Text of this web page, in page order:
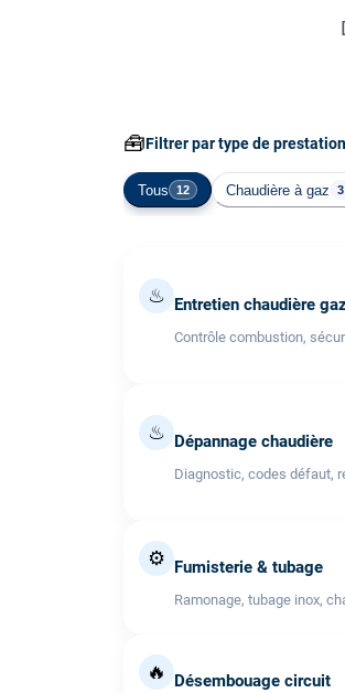
🧰Filtrer par type de prestation
Tous 12 Chaudière à gaz 3
♨ Entretien chaudière
Contrôle combustion,
♨ Dépannage chaudière
Diagnostic, codes défaut,
⚙️ Fumisterie & tubage
Ramonage, tubage inox,
🔥 Désembouage circuit